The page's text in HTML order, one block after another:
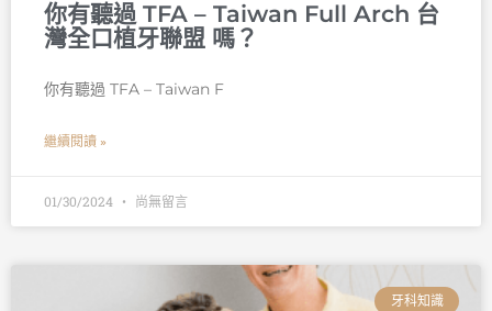
你有聽過 TFA – Taiwan Full Arch 台
灣全口植牙聯盟 嗎？
你有聽過 TFA – Taiwan F
繼續閱讀 »
01/30/2024 尚無留言
牙科知識